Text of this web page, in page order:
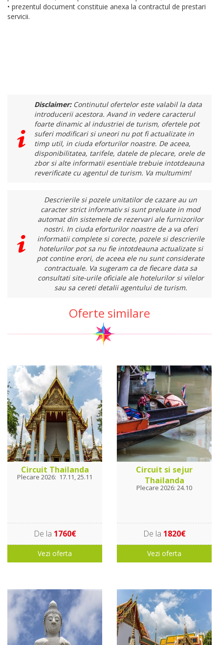
• prezentul document constituie anexa la contractul de prestari
servicii.
Disclaimer:Continutul ofertelor este valabil la data
introducerii acestora. Avand in vedere caracterul
foarte dinamic al industriei de turism, ofertele pot
suferi modificari si uneori nu pot fi actualizate in
timp util, in ciuda eforturilor noastre. De aceea,
disponibilitatea, tarifele, datele de plecare, orele de
zbor si alte informatii esentiale trebuie intotdeauna
reverificate cu agentul de turism. Va multumim!
Descrierile si pozele unitatilor de cazare au un
caracter strict informativ si sunt preluate in mod
automat din sistemele de rezervari ale furnizorilor
nostri. In ciuda eforturilor noastre de a va oferi
informatii complete si corecte, pozele si descrierile
hotelurilor pot sa nu fie intotdeauna actualizate si
pot contine erori, de aceea ele nu sunt considerate
contractuale. Va sugeram ca de fiecare data sa
consultati site-urile oficiale ale hotelurilor si vilelor
sau sa cereti detalii agentului de turism.
Oferte similare
Circuit Thailanda
Plecare 2026: 17.11, 25.11
De la 1760€
Vezi oferta
Circuit si sejur
Thailanda
Plecare 2026: 24.10
De la 1820€
Vezi oferta